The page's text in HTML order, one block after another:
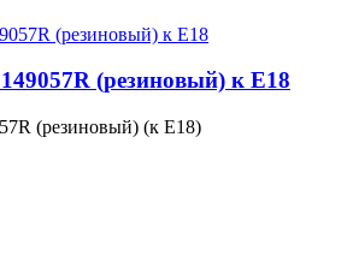
(резиновый) к E18
(резиновый) (к E18)